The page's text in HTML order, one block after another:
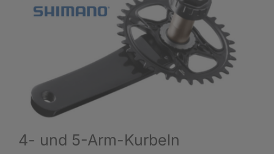
4- und 5-Arm-Kurbeln